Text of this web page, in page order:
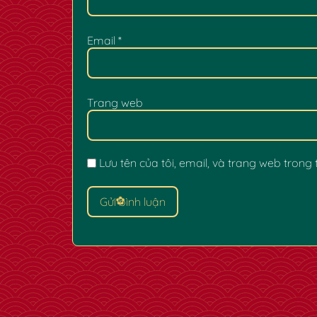
Email *
Trang web
Lưu tên của tôi, email, và trang web